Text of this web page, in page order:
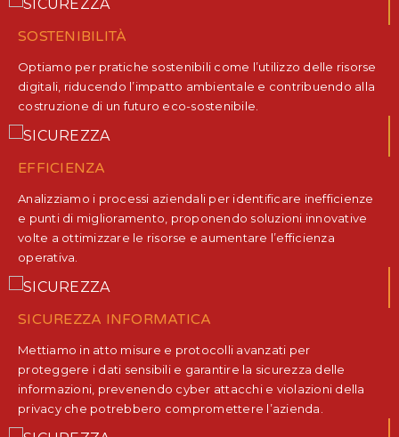
SOSTENIBILITÀ
Optiamo per pratiche sostenibili come l’utilizzo delle risorse
digitali, riducendo l’impatto ambientale e contribuendo alla
costruzione di un futuro eco-sostenibile.
EFFICIENZA
Analizziamo i processi aziendali per identificare inefficienze
e punti di miglioramento, proponendo soluzioni innovative
volte a ottimizzare le risorse e aumentare l’efficienza
operativa.
SICUREZZA INFORMATICA
Mettiamo in atto misure e protocolli avanzati per
proteggere i dati sensibili e garantire la sicurezza delle
informazioni, prevenendo cyber attacchi e violazioni della
privacy che potrebbero compromettere l’azienda.